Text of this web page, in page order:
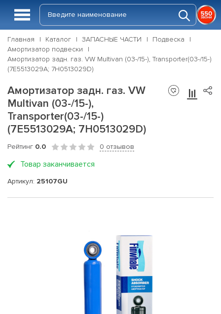
Главная Каталог ЗАПАСНЫЕ ЧАСТИ
Подвеска
Амортизатор подвески
Амортизатор задн. газ. VW Multivan (03-/15-), Transporter(03-/15-)
(7E5513029A; 7H0513029D)
Амортизатор задн. газ. VW
Multivan (03-/15-),
Transporter(03-/15-)
(7E5513029A; 7H0513029D)
Рейтинг 0.0 0 отзывов
Товар заканчивается
Артикул: 25107GU